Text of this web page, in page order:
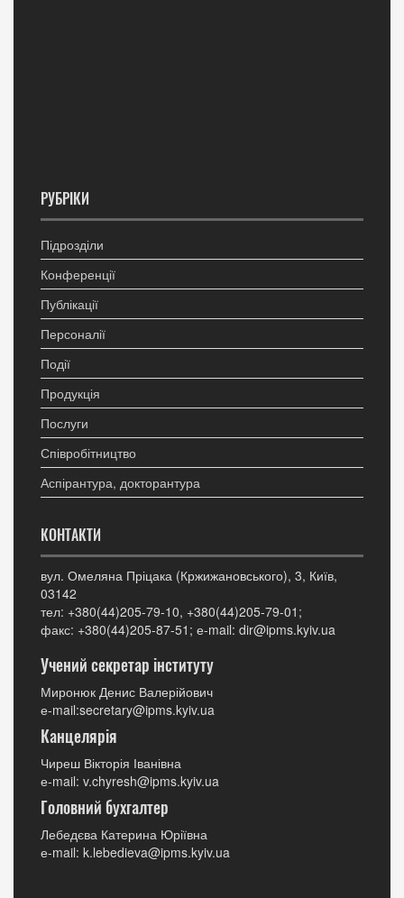
РУБРІКИ
Підрозділи
Конференції
Публікації
Персоналії
Події
Продукція
Послуги
Співробітництво
Аспірантура, докторантура
КОНТАКТИ
вул. Омеляна Пріцака (Кржижановського), 3, Київ,
03142
тел: +380(44)205-79-10, +380(44)205-79-01;
факс: +380(44)205-87-51; е-mail: dir@ipms.kyiv.ua
Учений секретар інституту
Миронюк Денис Валерійович
е-mail:secretary@ipms.kyiv.ua
Канцелярія
Чиреш Вікторія Іванівна
е-mail: v.chyresh@ipms.kyiv.ua
Головний бухгалтер
Лебедєва Катерина Юріївна
е-mail: k.lebedieva@ipms.kyiv.ua